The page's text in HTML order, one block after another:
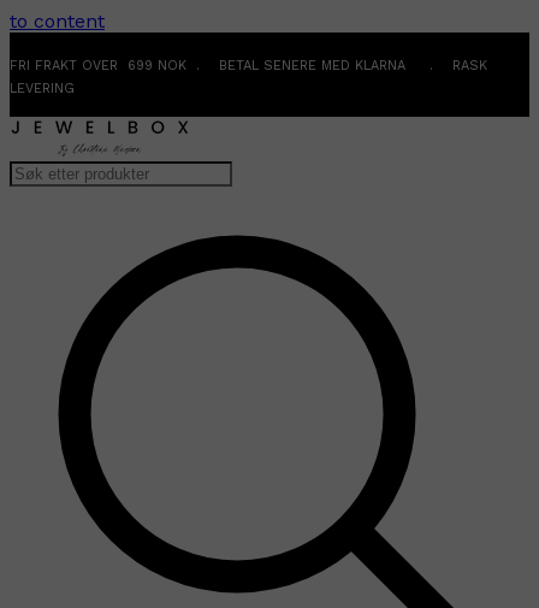
to content
FRI FRAKT OVER 699 NOK . BETAL SENERE MED KLARNA . RASK
LEVERING